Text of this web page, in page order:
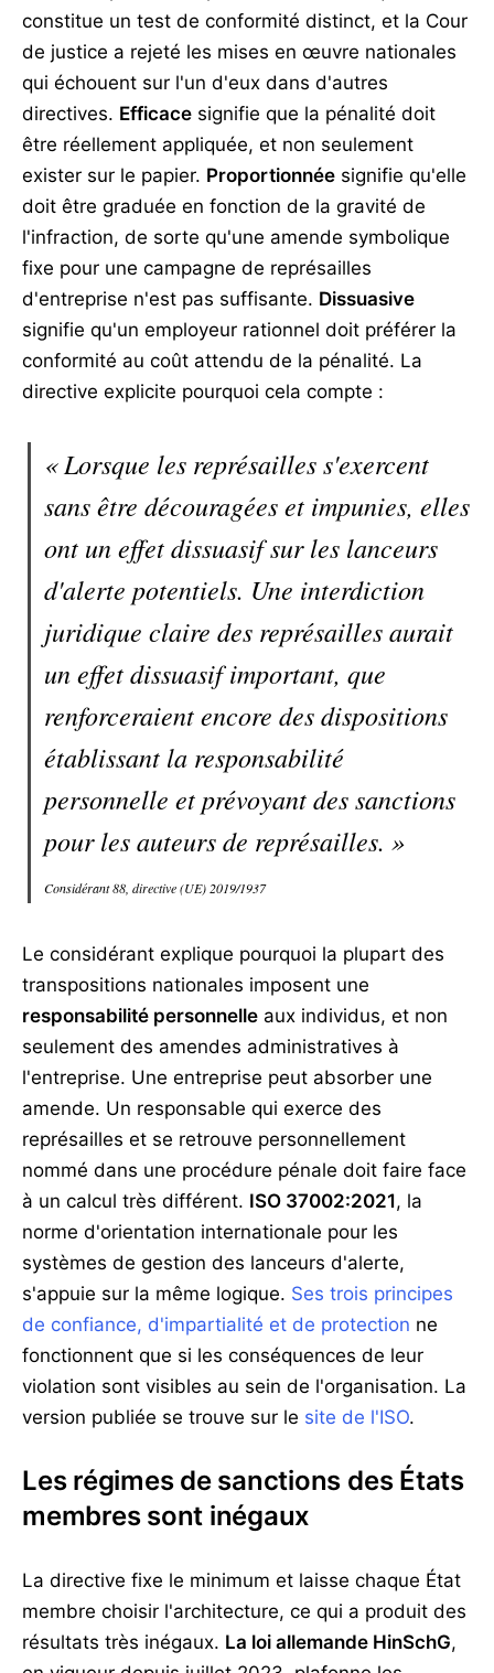
constitue un test de conformité distinct, et la Cour
de justice a rejeté les mises en œuvre nationales
qui échouent sur l'un d'eux dans d'autres
directives. Efficace signifie que la pénalité doit
être réellement appliquée, et non seulement
exister sur le papier. Proportionnée signifie qu'elle
doit être graduée en fonction de la gravité de
l'infraction, de sorte qu'une amende symbolique
fixe pour une campagne de représailles
d'entreprise n'est pas suffisante. Dissuasive
signifie qu'un employeur rationnel doit préférer la
conformité au coût attendu de la pénalité. La
directive explicite pourquoi cela compte :
« Lorsque les représailles s'exercent
sans être découragées et impunies, elles
ont un effet dissuasif sur les lanceurs
d'alerte potentiels. Une interdiction
juridique claire des représailles aurait
un effet dissuasif important, que
renforceraient encore des dispositions
établissant la responsabilité
personnelle et prévoyant des sanctions
pour les auteurs de représailles. »
Considérant 88, directive (UE) 2019/1937
Le considérant explique pourquoi la plupart des
transpositions nationales imposent une
responsabilité personnelle aux individus, et non
seulement des amendes administratives à
l'entreprise. Une entreprise peut absorber une
amende. Un responsable qui exerce des
représailles et se retrouve personnellement
nommé dans une procédure pénale doit faire face
à un calcul très différent. ISO 37002:2021, la
norme d'orientation internationale pour les
systèmes de gestion des lanceurs d'alerte,
s'appuie sur la même logique. Ses trois principes
de confiance, d'impartialité et de protection ne
fonctionnent que si les conséquences de leur
violation sont visibles au sein de l'organisation. La
version publiée se trouve sur le site de l'ISO.
Les régimes de sanctions des États
membres sont inégaux
La directive fixe le minimum et laisse chaque État
membre choisir l'architecture, ce qui a produit des
résultats très inégaux. La loi allemande HinSchG,